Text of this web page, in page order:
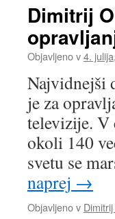
Dimitrij
Objavljeno v4.
Najvidnejši
je za
televizije. V
okoli 140
svetu se
naprej →
Objavljeno v